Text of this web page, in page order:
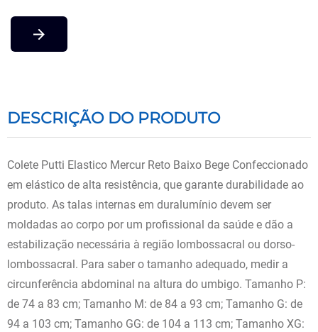
DESCRIÇÃO DO PRODUTO
Colete Putti Elastico Mercur Reto Baixo Bege Confeccionado
em elástico de alta resistência, que garante durabilidade ao
produto. As talas internas em duralumínio devem ser
moldadas ao corpo por um profissional da saúde e dão a
estabilização necessária à região lombossacral ou dorso-
lombossacral. Para saber o tamanho adequado, medir a
circunferência abdominal na altura do umbigo. Tamanho P:
de 74 a 83 cm; Tamanho M: de 84 a 93 cm; Tamanho G: de
94 a 103 cm; Tamanho GG: de 104 a 113 cm; Tamanho XG: